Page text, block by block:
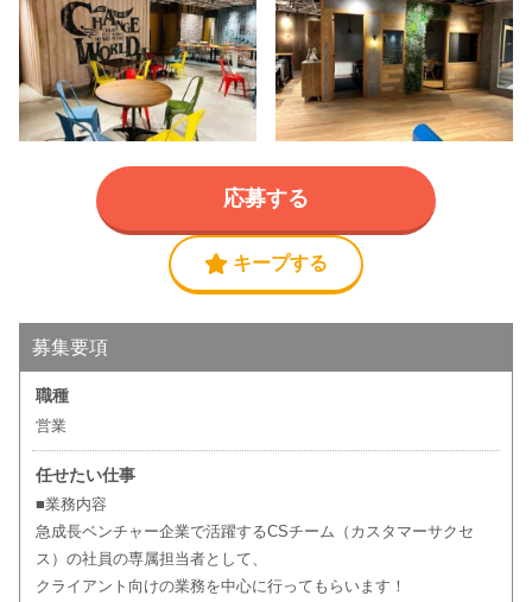
キープする
応募する
募集要項
職種
営業
任せたい仕事
■業務内容
急成長ベンチャー企業で活躍するCSチーム（カスタマーサクセ
ス）の社員の専属担当者として、
クライアント向けの業務を中心に行ってもらいます！